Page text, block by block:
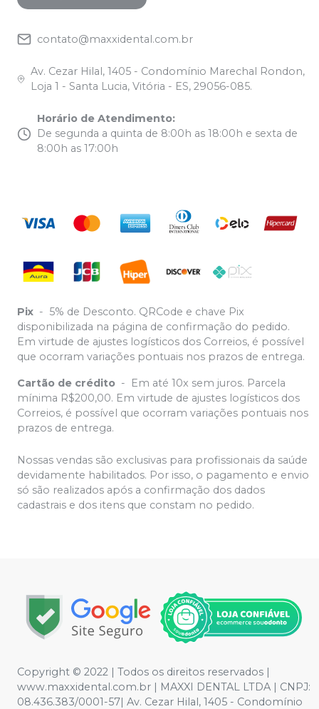
contato@maxxidental.com.br
Av. Cezar Hilal, 1405 - Condomínio Marechal Rondon,
Loja 1 - Santa Lucia, Vitória - ES, 29056-085.
Horário de Atendimento:
De segunda a quinta de 8:00h as 18:00h e sexta de
8:00h as 17:00h
Pix - 5% de Desconto. QRCode e chave Pix
disponibilizada na página de confirmação do pedido.
Em virtude de ajustes logísticos dos Correios, é possível
que ocorram variações pontuais nos prazos de entrega.
Cartão de crédito -
Em até 10x sem juros. Parcela
mínima R$200,00. Em virtude de ajustes logísticos dos
Correios, é possível que ocorram variações pontuais nos
prazos de entrega.
Nossas vendas são exclusivas para profissionais da saúde
devidamente habilitados. Por isso, o pagamento e envio
só são realizados após a confirmação dos dados
cadastrais e dos itens que constam no pedido.
Copyright © 2022 | Todos os direitos reservados |
www.maxxidental.com.br | MAXXI DENTAL LTDA | CNPJ:
08.436.383/0001-57| Av. Cezar Hilal, 1405 - Condomínio